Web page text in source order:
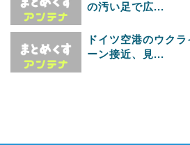
の汚い足で広...
ドイツ空港のウク
ーン接近、見...